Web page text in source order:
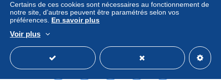
vendeur.
Garantie :
Droit de rétractation
l’acheteur.
Pour connaître les délais de retour et de
remboursement du lot, consultez les
conditions
Certains de ces cookies sont nécessaires au fonctionnement de
notre site, d’autres peuvent être paramétrés selon vos
préférences. En savoir plus
Voir plus